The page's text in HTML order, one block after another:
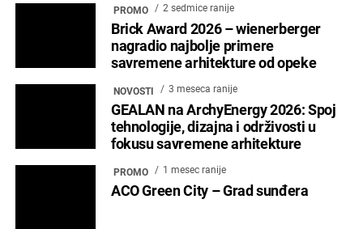
ZIDNI PANELI NS: Savremena
rešenja za zidne obloge, uz vrhunski
dizajn i eco-friendly materijale
PROJEKTI 2 meseca ranije
NOVELLA EXECUTIVE – Kada prostor
postane deo poslovne strategije
PROMO 1 mesec ranije
TECEdrainway – Novi standard u
dizajnu i funkcionalnosti tuš kanalica